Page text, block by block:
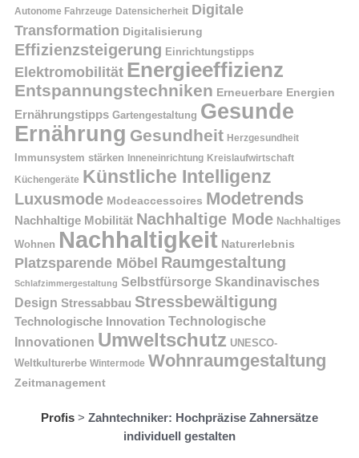
Autonome Fahrzeuge Datensicherheit Digitale
Transformation Digitalisierung
Effizienzsteigerung Einrichtungstipps
Elektromobilität Energieeffizienz
Entspannungstechniken Erneuerbare Energien
Ernährungstipps Gartengestaltung Gesunde
Ernährung Gesundheit Herzgesundheit
Immunsystem stärken Inneneinrichtung Kreislaufwirtschaft
Küchengeräte Künstliche Intelligenz
Luxusmode Modeaccessoires Modetrends
Nachhaltige Mobilität Nachhaltige Mode Nachhaltiges
Wohnen Nachhaltigkeit Naturerlebnis
Platzsparende Möbel Raumgestaltung
Schlafzimmergestaltung Selbstfürsorge Skandinavisches
Design Stressabbau Stressbewältigung
Technologische Innovation Technologische
Innovationen Umweltschutz UNESCO-
Weltkulturerbe Wintermode Wohnraumgestaltung
Zeitmanagement
Profis > Zahntechniker: Hochpräzise Zahnersätze
individuell gestalten